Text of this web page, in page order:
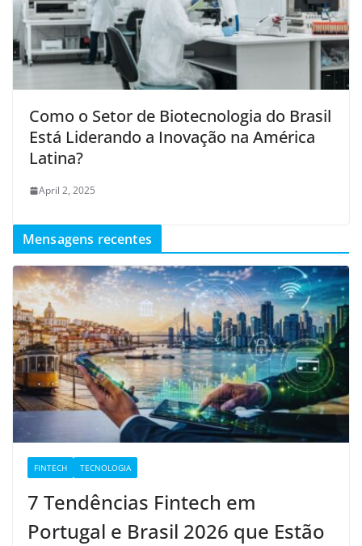
Como o Setor de Biotecnologia do Brasil
Está Liderando a Inovação na América
Latina?
April 2, 2025
Mensagens recentes
FINTECH TECNOLOGIA
7 Tendências Fintech em
Portugal e Brasil 2026 que Estão